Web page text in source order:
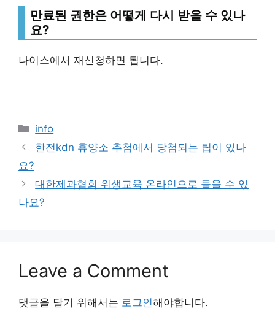
만료된 권한은 어떻게 다시 받을 수 있나
요?
나이스에서 재신청하면 됩니다.
Categories
info
한전kdn 휴양소 추첨에서 당첨되는 팁이 있나
요?
대한제과협회 위생교육 온라인으로 들을 수 있
나요?
Leave a Comment
댓글을 달기 위해서는 로그인해야합니다.